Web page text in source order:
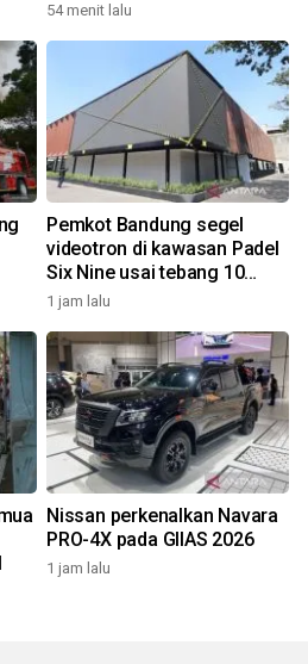
54 menit lalu
Pemkot Bandung segel
videotron di kawasan Padel
Six Nine usai tebang 10
pohon
1 jam lalu
Nissan perkenalkan Navara
PRO-4X pada GIIAS 2026
1 jam lalu